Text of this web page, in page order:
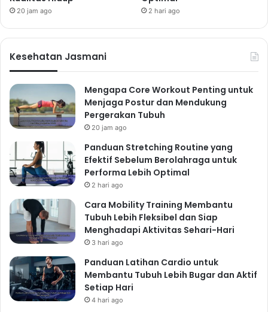
Nutrisi Seimbang untuk
Tubuh yang Prima
Meskipun sibuk, Anda tetap perlu memperhatikan
asupan nutrisi. Konsumsi makanan yang seimbang dan
bergizi adalah fondasi dari pola hidup sehat. Berikut
beberapa tips untuk memastikan Anda mendapatkan
nutrisi yang cukup:
Konsumsi Makanan Sehat dan
Bergizi
Prioritaskan konsumsi buah-buahan, sayuran, biji-
bijian, dan protein tanpa lemak. Makanan ini kaya
akan vitamin, mineral, dan antioksidan yang penting
untuk menjaga kesehatan tubuh. Batasi konsumsi
makanan olahan, makanan cepat saji, dan minuman
manis yang tinggi gula dan kalori kosong.
Hidrasi yang Cukup
Minum air putih yang cukup sangat penting untuk
menjaga kesehatan tubuh. Bawa botol minum dan isi
20 jam ago 2 hari ago
Kesehatan Jasmani
Mengapa Core Workout Penting untuk
Menjaga Postur dan Mendukung
Pergerakan Tubuh
20 jam ago
Panduan Stretching Routine yang
Efektif Sebelum Berolahraga untuk
Performa Lebih Optimal
2 hari ago
Cara Mobility Training Membantu
Tubuh Lebih Fleksibel dan Siap
Menghadapi Aktivitas Sehari-Hari
3 hari ago
Panduan Latihan Cardio untuk
Membantu Tubuh Lebih Bugar dan Aktif
Setiap Hari
4 hari ago